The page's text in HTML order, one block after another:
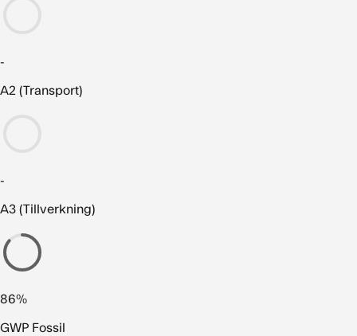
-
A2 (Transport)
-
A3 (Tillverkning)
86%
GWP Fossil